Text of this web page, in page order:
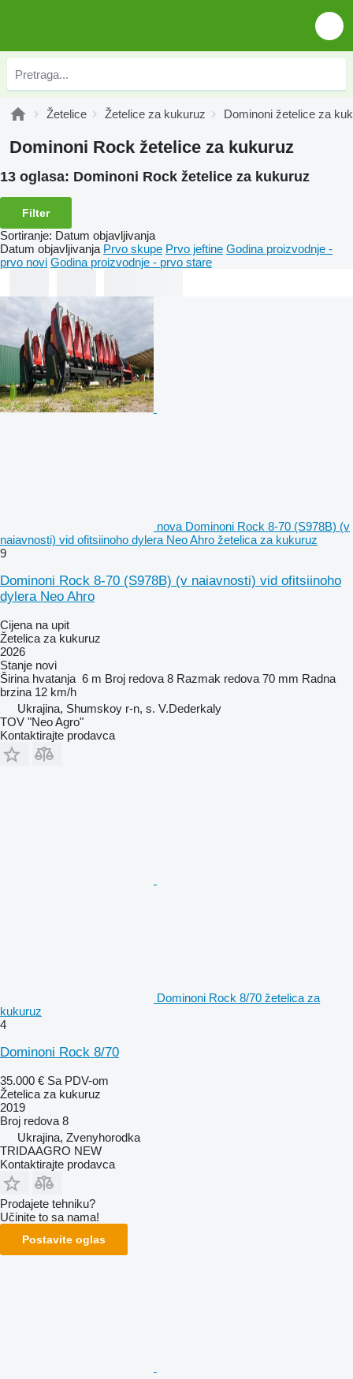
Žetelice Žetelice za kukuruz Dominoni žetelice za
Dominoni Rock žetelice za kukuruz
13 oglasa: Dominoni Rock žetelice za kukuruz
Filter
Sortiranje: Datum objavljivanja
Datum objavljivanja Prvo skupe Prvo jeftine Godina proizvodnje -
prvo novi Godina proizvodnje - prvo stare
nova Dominoni Rock 8-70 (S978B) (v
naiavnosti) vid ofitsiinoho dylera Neo Ahro žetelica za kukuruz
9
Dominoni Rock 8-70 (S978B) (v naiavnosti) vid ofitsiinoho
dylera Neo Ahro
Cijena na upit
Žetelica za kukuruz
2026
Stanje novi
Širina hvatanja 6 m Broj redova 8 Razmak redova 70 mm Radna
brzina 12 km/h
Ukrajina, Shumskoy r-n, s. V.Dederkaly
TOV "Neo Agro"
Kontaktirajte prodavca
Dominoni Rock 8/70 žetelica za
kukuruz
4
Dominoni Rock 8/70
35.000 € Sa PDV-om
Žetelica za kukuruz
2019
Broj redova 8
Ukrajina, Zvenyhorodka
TRIDAAGRO NEW
Kontaktirajte prodavca
Prodajete tehniku?
Učinite to sa nama!
Postavite oglas